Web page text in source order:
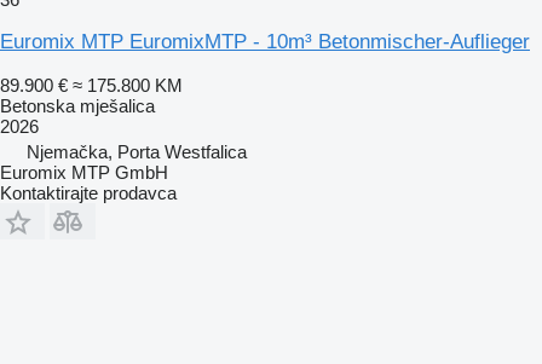
Euromix MTP EuromixMTP - 10m³ Betonmischer-Auflieger
89.900 € ≈ 175.800 KM
Betonska mješalica
2026
Njemačka, Porta Westfalica
Euromix MTP GmbH
Kontaktirajte prodavca